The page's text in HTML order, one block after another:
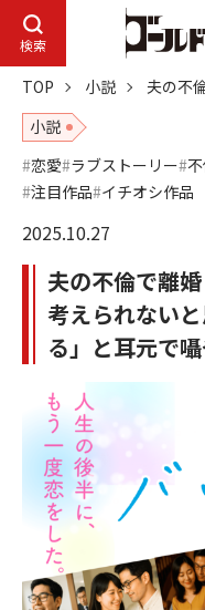
検索
TOP 小説
夫の不
小説
恋愛 ラブストーリー
注目作品 イチオシ作品
2025.10.27
夫の不倫で離
考えられない
る」と耳元で